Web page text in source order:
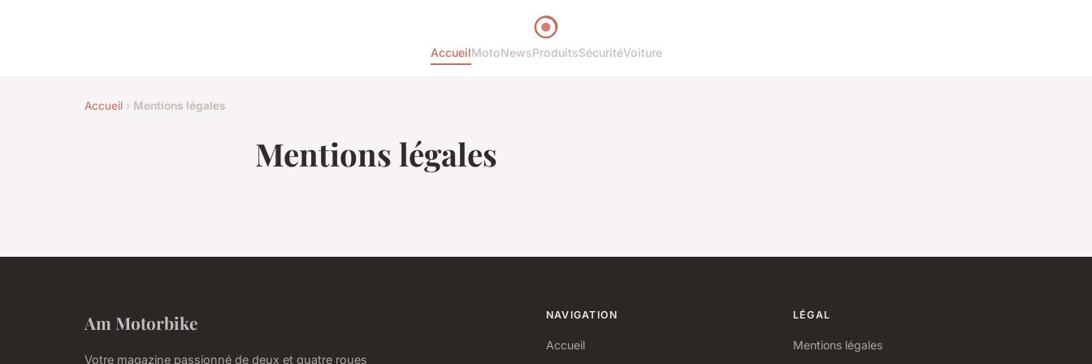
AccueilMotoNewsProduitsSécuritéVoiture
Accueil › Mentions légales
Mentions légales
Am Motorbike
Votre magazine passionné de deux et quatre roues
NAVIGATION
Accueil
LÉGAL
Mentions légales